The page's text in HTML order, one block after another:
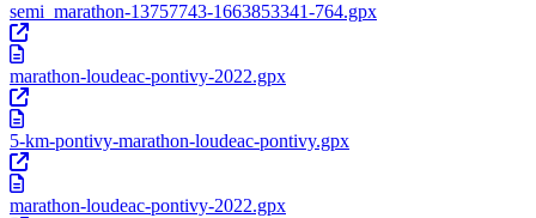
semi_marathon-13757743-1663853341-764.gpx
marathon-loudeac-pontivy-2022.gpx
5-km-pontivy-marathon-loudeac-pontivy.gpx
marathon-loudeac-pontivy-2022.gpx